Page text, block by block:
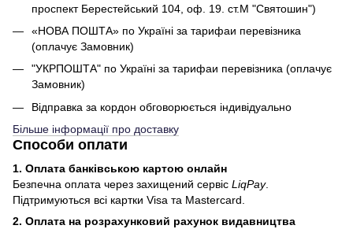
проспект Берестейський 104, оф. 19. ст.М "Святошин")
«НОВА ПОШТА» по Україні за тарифаи перевізника
(оплачує Замовник)
"УКРПОШТА" по Україні за тарифаи перевізника (оплачує
Замовник)
Відправка за кордон обговорюється індивідуально
Більше інформації про доставку
Способи оплати
1. Оплата банківською картою онлайн
Безпечна оплата через захищений сервіс LiqPay.
Підтримуються всі картки Visa та Mastercard.
2. Оплата на розрахунковий рахунок видавництва